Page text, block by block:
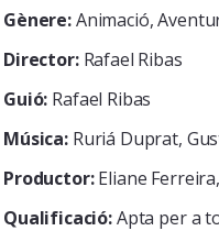
Gènere:Animació,
Director:Rafael Ribas
Guió: Rafael Ribas
Música:Ruriá Duprat,
Productor:Eliane
Qualificació:Apta per a